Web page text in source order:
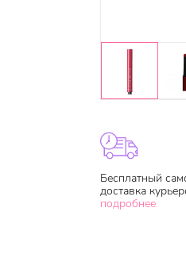
Бесплатный
доставка
подробнее.